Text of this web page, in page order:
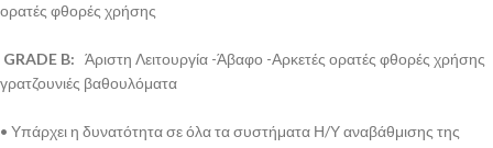
ορατές φθορές χρήσης
GRADE B: Άριστη Λειτουργία -Άβαφο -Αρκετές ορατές φθορές χρήσης
γρατζουνιές βαθουλόματα
• Υπάρχει η δυνατότητα σε όλα τα συστήματα Η/Υ αναβάθμισης της